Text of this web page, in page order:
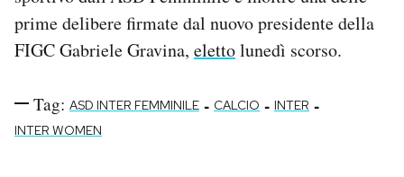
prime delibere firmate dal nuovo presidente della
FIGC Gabriele Gravina, elettolunedì scorso.
Tag: ASD INTER FEMMINILE - CALCIO - INTER -
INTER WOMEN